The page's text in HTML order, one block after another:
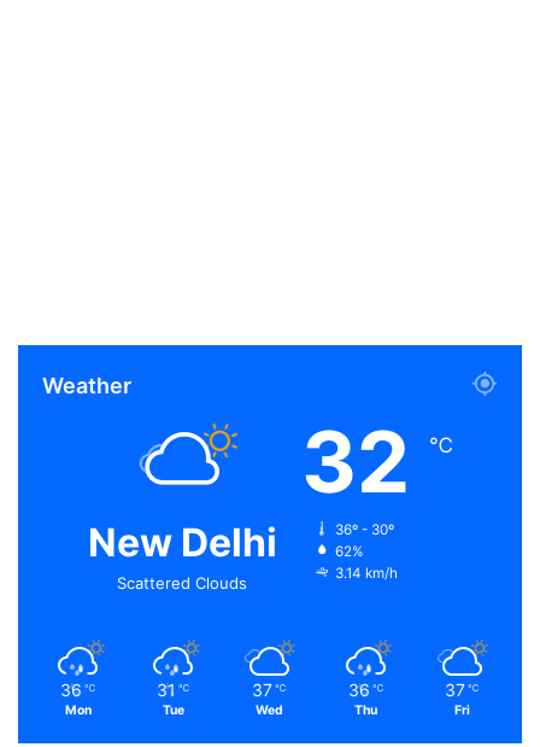
Weather
New Delhi
Scattered Clouds
32 ℃
36º - 30º
62%
3.14 km/h
36 ℃
Mon
31 ℃
Tue
37 ℃
Wed
36 ℃
Thu
37 ℃
Fri